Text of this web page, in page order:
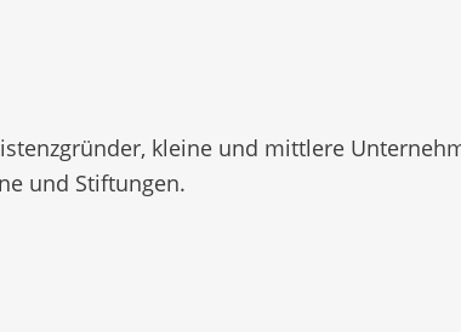
kleine und mittlere
und Stiftungen.